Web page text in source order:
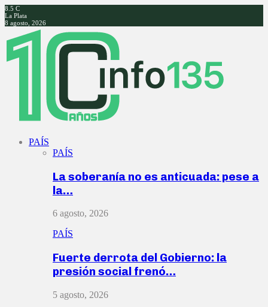
8.5 C
La Plata
8 agosto, 2026
Facebook
Twitter
Instagram
Youtube
PAÍS
PAÍS
La soberanía no es anticuada: pese a
la…
6 agosto, 2026
PAÍS
Fuerte derrota del Gobierno: la
presión social frenó…
5 agosto, 2026